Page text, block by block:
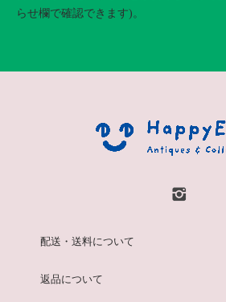
らせ欄で確認できます)。
配送・送料について
返品について